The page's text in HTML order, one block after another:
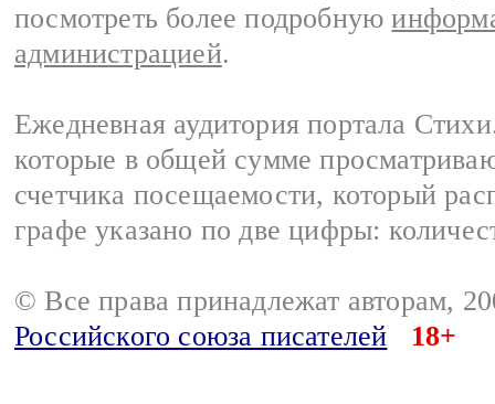
посмотреть более подробную
администрацией.
Ежедневная аудитория портала
которые в общей сумме
счетчика посещаемости, который
графе указано по две цифры:
© Все права принадлежат авторам,
Российского союза писателей
18+